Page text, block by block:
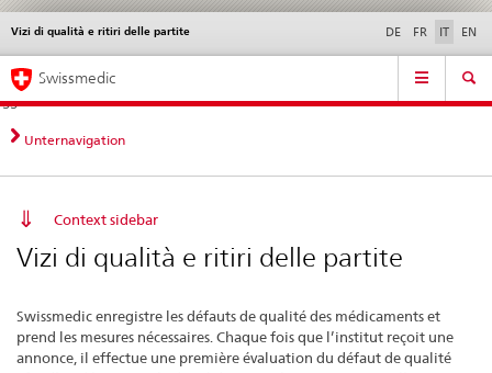
Navigazione
diretta:
novità,
aspetti
contatto
Novità &
norme
Contatto | Supporto &
aiuto
Vizi di qualità e ritiri delle partite DE FR IT EN
Service
Navigation
Swissmedic
Unternavigation
Context sidebar
Vizi di qualità e ritiri delle partite
Swissmedic enregistre les défauts de qualité des médicaments et
prend les mesures nécessaires. Chaque fois que l’institut reçoit une
annonce, il effectue une première évaluation du défaut de qualité